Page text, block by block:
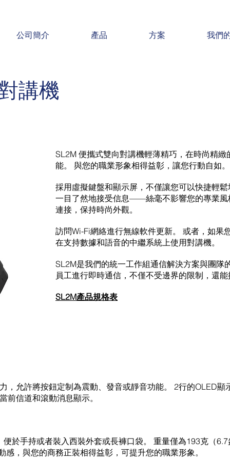
公司簡介 產品 方案 我們
講機
SL2M 便攜式雙向對講機輕薄精巧，在時尚精
能。 與您的職業形象相得益彰，讓您行動自如
採用虛擬鍵盤和顯示屏，不僅讓您可以快捷輕
一目了然地接受信息——絲毫不影響您的專業風
連接，保持時尚外觀。
訪問Wi-Fi網絡進行無線軟件更新。 或者，如果
在支持數據和語音的中繼系統上使用對講機。
SL2M是我們的統一工作組通信解決方案與團隊
員工進行即時通信，不僅不受邊界的限制，還
SL2M產品規格表
，允許將按鈕定制為震動、發音或靜音功能。 2行的OLED顯
前信道和滾動消息顯示。
於手持或者裝入西裝外套或長褲口袋。 重量僅為193克（
感，與您的商務正裝相得益彰，可提升您的職業形象。